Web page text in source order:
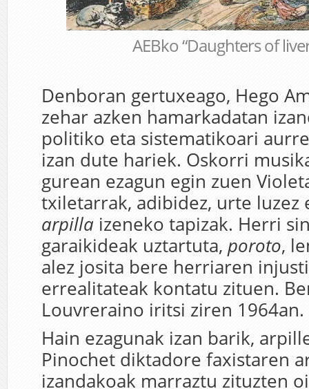
AEBko “Daughters of
Denboran gertuxeago, Hego
zehar azken hamarkadatan
politiko eta sistematikoari
izan dute hariek. Oskorri
gurean ezagun egin zuen
txiletarrak, adibidez, urte luzez
arpilla izeneko tapizak. Herri
garaikideak uztartuta, poroto,
alez josita bere herriaren
errealitateak kontatu zituen.
Louvreraino iritsi ziren 1964an.
Hain ezagunak izan barik,
Pinochet diktadore faxistaren
izandakoak marraztu zituzten